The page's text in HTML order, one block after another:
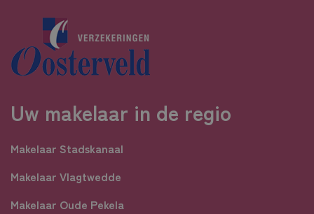
Uw makelaar in de regio
Makelaar Stadskanaal
Makelaar Vlagtwedde
Makelaar Oude Pekela